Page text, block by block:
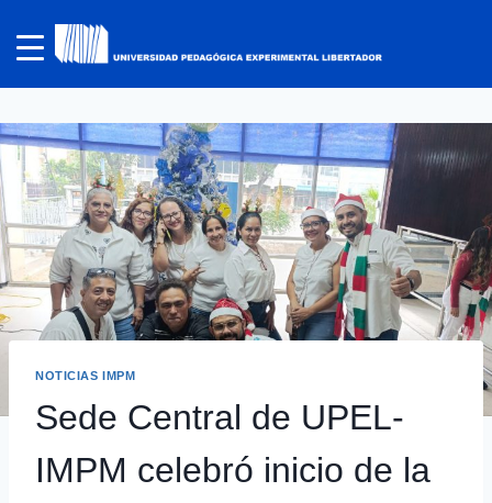
NOTICIAS IMPM
Sede Central de UPEL-
IMPM celebró inicio de la